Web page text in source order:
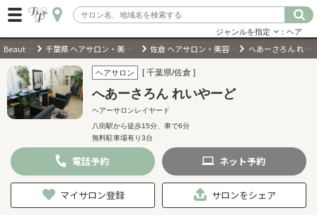
ログイン
会員登録（無料）
キーワード検索
ジャンルを選択
キーワードで検索
ジャンルを指定 ：ヘア
BeautyPark 千葉県 ヘアサロン・美容室・美容院 佐倉 ヘアサロン・美容室・美容院 へあーさろん れいやーど
ヘアサロン [ 千葉県/佐倉 ]
へあーさろん れいやーど
ヘアーサロンレイヤード
八街駅から徒歩15分、車で6分
無料駐車場有り3台
電話予約 ネット予約
マイサロン登録 サロンをシェア